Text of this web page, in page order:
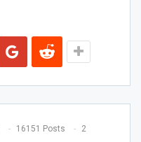
16151 Posts 2